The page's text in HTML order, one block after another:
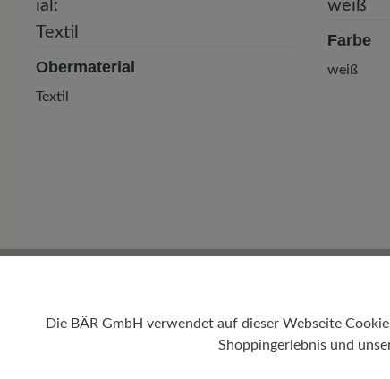
Obermaterial
Textil
Farbe
weiß
Die BÄR GmbH verwendet auf dieser Webseite
Shoppingerlebnis und